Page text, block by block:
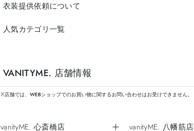
衣装提供依頼について
人気カテゴリ一覧
VANITYME. 店舗情報
※店舗では、WEBショップでのお買い物に関するお問い合わせはお受けできません。
vanityME. 心斎橋店 vanityME. 八幡筋店